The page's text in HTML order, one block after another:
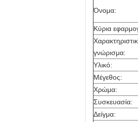
Όνομα:
Κύρια
γνώρισμα:
Υλικό:
Μέγεθος:
Χρώμα:
Συσκευασία:
Δείγμα: